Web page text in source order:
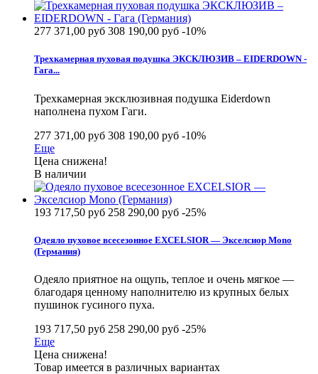
277 371,00 руб 308 190,00 руб -10%
Трехкамерная пуховая подушка ЭКСКЛЮЗИВ – EIDERDOWN -
Гага...
Трехкамерная эксклюзивная подушка Eiderdown
наполнена пухом Гаги.
277 371,00 руб 308 190,00 руб -10%
Еще
Цена снижена!
В наличии
193 717,50 руб 258 290,00 руб -25%
Одеяло пуховое всесезонное EXCELSIOR — Экселсиор Mono
(Германия)
Одеяло приятное на ощупь, теплое и очень мягкое —
благодаря ценному наполнителю из крупных белых
пушинок гусиного пуха.
193 717,50 руб 258 290,00 руб -25%
Еще
Цена снижена!
Товар имеется в различных вариантах